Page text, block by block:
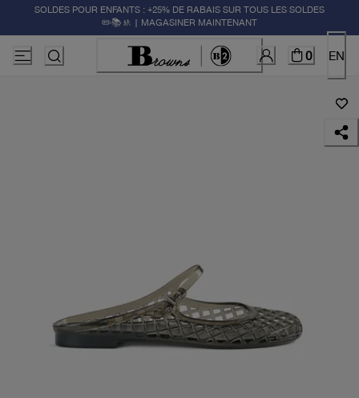
SOLDES POUR ENFANTS : +25% DE RABAIS SUR TOUS LES SOLDES
✏️📚🚸 | MAGASINER MAINTENANT
0 EN